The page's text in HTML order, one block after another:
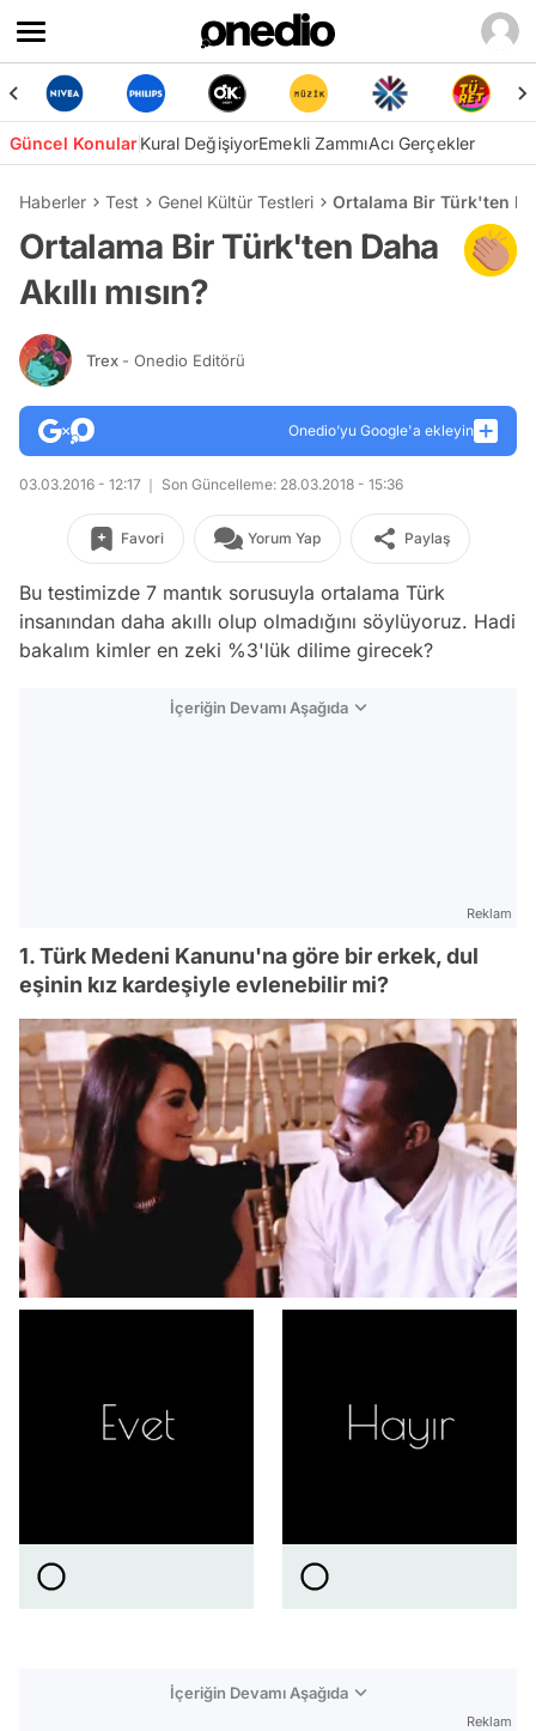
Güncel KonularKural DeğişiyorEmekli ZammıAcı Gerçekler
Haberler Test Genel Kültür Testleri Ortalama Bir Türk'ten
Ortalama Bir Türk'ten Daha
Akıllı mısın?
Trex - Onedio Editörü
Onedio’yu Google'a ekleyin
03.03.2016 - 12:17 Son Güncelleme: 28.03.2018 - 15:36
Favori Yorum Yap Paylaş
Bu testimizde 7 mantık sorusuyla ortalama Türk
insanından daha akıllı olup olmadığını söylüyoruz. Hadi
bakalım kimler en zeki %3'lük dilime girecek?
İçeriğin Devamı Aşağıda
Reklam
1. Türk Medeni Kanunu'na göre bir erkek, dul
eşinin kız kardeşiyle evlenebilir mi?
İçeriğin Devamı Aşağıda
Reklam